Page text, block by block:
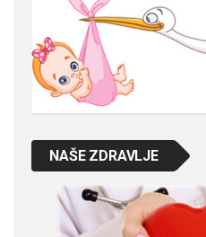
NAŠE ZDRAVLJE